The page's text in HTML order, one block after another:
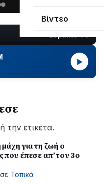
Βίντεο
▶
την ετικέτα.
για τη ζωή ο
που έπεσε απ’ τον 3ο
σε Τοπικά